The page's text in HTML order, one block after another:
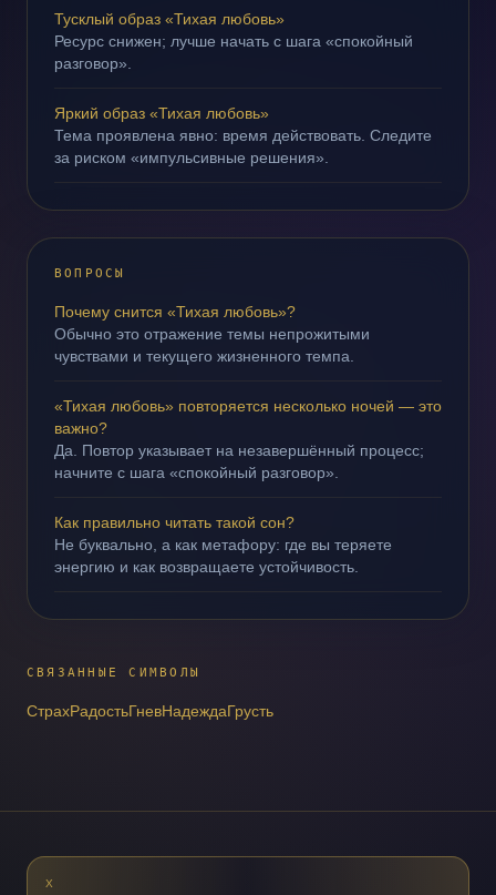
Тусклый образ «Тихая любовь»
Ресурс снижен; лучше начать с шага «спокойный
разговор».
Яркий образ «Тихая любовь»
Тема проявлена явно: время действовать. Следите
за риском «импульсивные решения».
ВОПРОСЫ
Почему снится «Тихая любовь»?
Обычно это отражение темы непрожитыми
чувствами и текущего жизненного темпа.
«Тихая любовь» повторяется несколько ночей — это
важно?
Да. Повтор указывает на незавершённый процесс;
начните с шага «спокойный разговор».
Как правильно читать такой сон?
Не буквально, а как метафору: где вы теряете
энергию и как возвращаете устойчивость.
СВЯЗАННЫЕ СИМВОЛЫ
СтрахРадостьГневНадеждаГрусть
X